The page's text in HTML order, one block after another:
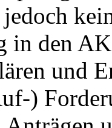
in den
und
)